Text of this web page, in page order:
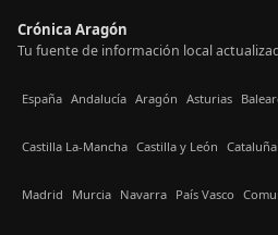
Crónica Aragón
Tu fuente de información local
España Andalucía Aragón Asturias
Castilla La-Mancha Castilla y León Cataluña
Madrid Murcia Navarra País Vasco